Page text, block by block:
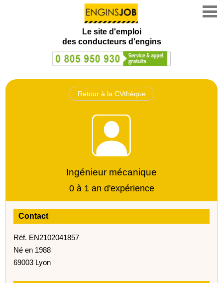
Le site d'emploi
des conducteurs d'engins
Retour à la CVthèque
Ingénieur mécanique
0 à 1 an d'expérience
Contact
Réf. EN2102041857
Né en 1988
69003 Lyon